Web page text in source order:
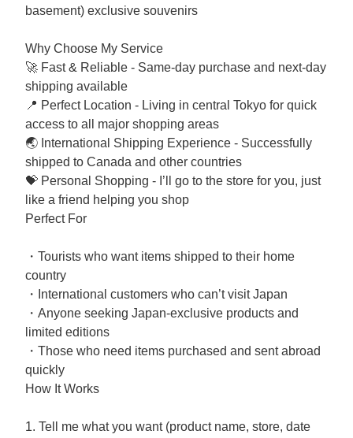
basement) exclusive souvenirs
Why Choose My Service
🚀 Fast & Reliable - Same-day purchase and next-day
shipping available
📍 Perfect Location - Living in central Tokyo for quick
access to all major shopping areas
🌏 International Shipping Experience - Successfully
shipped to Canada and other countries
💝 Personal Shopping - I’ll go to the store for you, just
like a friend helping you shop
Perfect For
・Tourists who want items shipped to their home
country
・International customers who can’t visit Japan
・Anyone seeking Japan-exclusive products and
limited editions
・Those who need items purchased and sent abroad
quickly
How It Works
1. Tell me what you want (product name, store, date